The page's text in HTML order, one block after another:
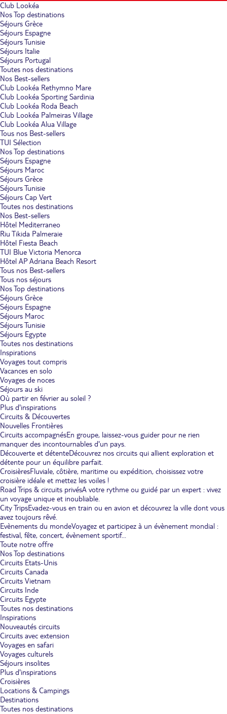
Club Lookéa
Nos Top destinations
Séjours Grèce
Séjours Espagne
Séjours Tunisie
Séjours Italie
Séjours Portugal
Toutes nos destinations
Nos Best-sellers
Club Lookéa Rethymno Mare
Club Lookéa Sporting Sardinia
Club Lookéa Roda Beach
Club Lookéa Palmeiras Village
Club Lookéa Alua Village
Tous nos Best-sellers
TUI Sélection
Nos Top destinations
Séjours Espagne
Séjours Maroc
Séjours Grèce
Séjours Tunisie
Séjours Cap Vert
Toutes nos destinations
Nos Best-sellers
Hôtel Mediterraneo
Riu Tikida Palmeraie
Hôtel Fiesta Beach
TUI Blue Victoria Menorca
Hôtel AP Adriana Beach Resort
Tous nos Best-sellers
Tous nos séjours
Nos Top destinations
Séjours Grèce
Séjours Espagne
Séjours Maroc
Séjours Tunisie
Séjours Egypte
Toutes nos destinations
Inspirations
Voyages tout compris
Vacances en solo
Voyages de noces
Séjours au ski
Où partir en février au soleil ?
Plus d'inspirations
Circuits & Découvertes
Nouvelles Frontières
Circuits accompagnésEn groupe, laissez-vous guider pour ne rien
manquer des incontournables d'un pays.
Découverte et détenteDécouvrez nos circuits qui allient exploration et
détente pour un équilibre parfait.
CroisièresFluviale, côtière, maritime ou expédition, choisissez votre
croisière idéale et mettez les voiles !
Road Trips & circuits privésA votre rythme ou guidé par un expert : vivez
un voyage unique et inoubliable.
City TripsEvadez-vous en train ou en avion et découvrez la ville dont vous
avez toujours rêvé.
Evènements du mondeVoyagez et participez à un évènement mondial :
festival, fête, concert, évènement sportif...
Toute notre offre
Nos Top destinations
Circuits Etats-Unis
Circuits Canada
Circuits Vietnam
Circuits Inde
Circuits Egypte
Toutes nos destinations
Inspirations
Nouveautés circuits
Circuits avec extension
Voyages en safari
Voyages culturels
Séjours insolites
Plus d'inspirations
Croisières
Locations & Campings
Destinations
Toutes nos destinations